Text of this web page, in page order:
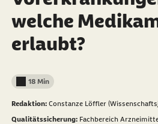
welche
erlaubt?
Lesedauer weniger als
18 Min
Redaktion: Constanze Löffler
Qualitätssicherung: Fachbereich